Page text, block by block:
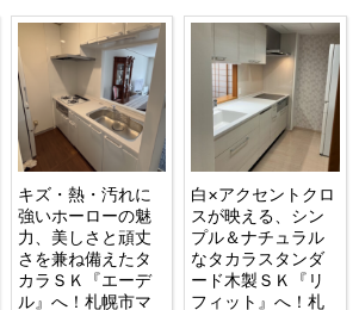
キズ・熱・汚れに
強いホーローの魅
力、美しさと頑丈
さを兼ね備えたタ
カラＳＫ『エーデ
ル』へ！札幌市マ
白×アクセントクロ
スが映える、シン
プル＆ナチュラル
なタカラスタンダ
ード木製ＳＫ『リ
フィット』へ！札